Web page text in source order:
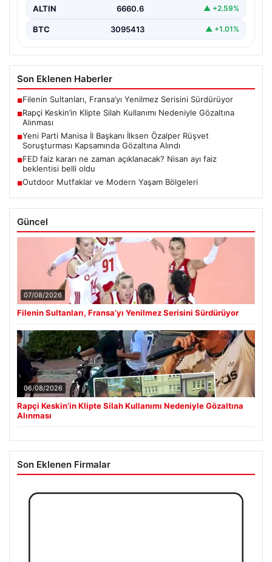
ALTIN 6660.6 ▲ +2.59%
BTC 3095413 ▲ +1.01%
Son Eklenen Haberler
■Filenin Sultanları, Fransa’yı Yenilmez Serisini Sürdürüyor
■Rapçi Keskin’in Klipte Silah Kullanımı Nedeniyle Gözaltına
Alınması
■Yeni Parti Manisa İl Başkanı İlksen Özalper Rüşvet
Soruşturması Kapsamında Gözaltına Alındı
■FED faiz kararı ne zaman açıklanacak? Nisan ayı faiz
beklentisi belli oldu
■Outdoor Mutfaklar ve Modern Yaşam Bölgeleri
Güncel
07/08/2026
Filenin Sultanları, Fransa’yı Yenilmez Serisini Sürdürüyor
06/08/2026
Rapçi Keskin’in Klipte Silah Kullanımı Nedeniyle Gözaltına
Alınması
Son Eklenen Firmalar